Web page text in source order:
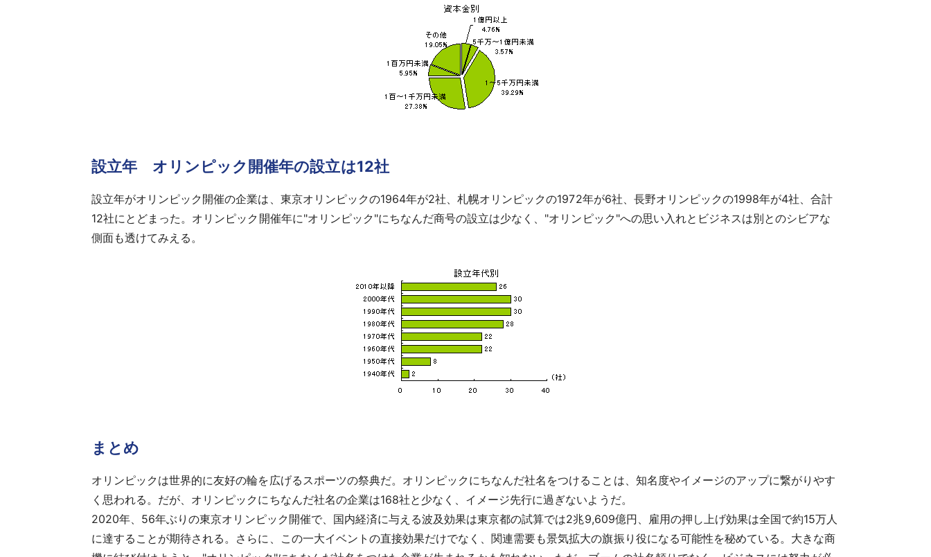
設立年 オリンピック開催年の設立は12社
設立年がオリンピック開催の企業は、東京オリンピックの1964年が2社、札幌オリンピックの1972年が6社、長野オリンピックの1998年が4社、合計
12社にとどまった。オリンピック開催年に"オリンピック"にちなんだ商号の設立は少なく、"オリンピック"への思い入れとビジネスは別とのシビアな
側面も透けてみえる。
まとめ
オリンピックは世界的に友好の輪を広げるスポーツの祭典だ。オリンピックにちなんだ社名をつけることは、知名度やイメージのアップに繋がりやす
く思われる。だが、オリンピックにちなんだ社名の企業は168社と少なく、イメージ先行に過ぎないようだ。
2020年、56年ぶりの東京オリンピック開催で、国内経済に与える波及効果は東京都の試算では2兆9,609億円、雇用の押し上げ効果は全国で約15万人
に達することが期待される。さらに、この一大イベントの直接効果だけでなく、関連需要も景気拡大の旗振り役になる可能性を秘めている。大きな商